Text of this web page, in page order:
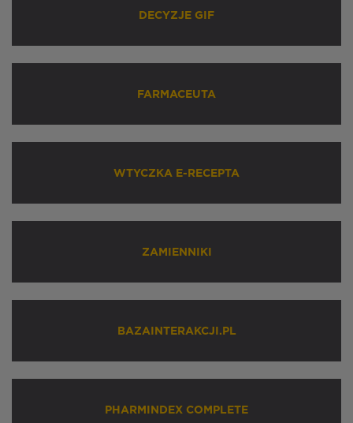
DECYZJE GIF
FARMACEUTA
WTYCZKA E-RECEPTA
ZAMIENNIKI
BAZAINTERAKCJI.PL
PHARMINDEX COMPLETE